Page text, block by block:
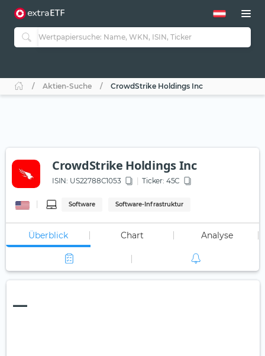
Aktien-Suche CrowdStrike Holdings Inc
CrowdStrike Holdings Inc
ISIN: US22788C1053 Ticker: 45C
Software Software-Infrastruktur
Überblick Chart Analyse
—